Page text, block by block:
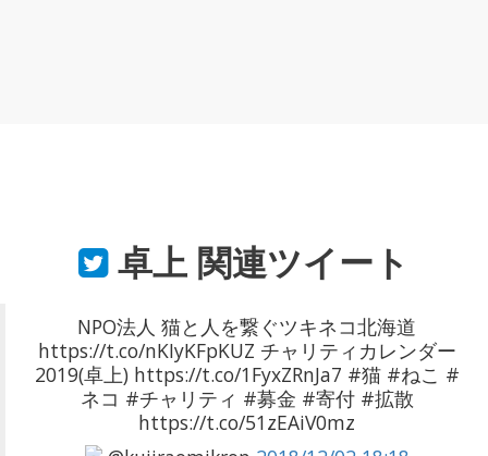
卓上 関連ツイート
NPO法人 猫と人を繋ぐツキネコ北海道
https://t.co/nKIyKFpKUZ チャリティカレンダー
2019(卓上) https://t.co/1FyxZRnJa7 #猫 #ねこ #
ネコ #チャリティ #募金 #寄付 #拡散
https://t.co/51zEAiV0mz